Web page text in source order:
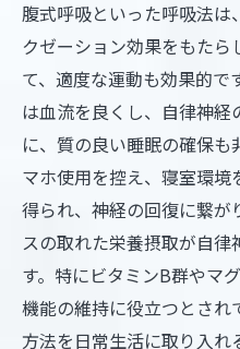
腹式呼吸といった呼吸法は
クゼーション効果をもたら
て、適度な運動も効果的で
は血流を良くし、自律神経
に、質の良い睡眠の確保
マホ使用を控え、寝室環
得られ、神経の回復に繋が
スの取れた栄養摂取が自
す。特にビタミンB群やマ
機能の維持に役立つとされ
方法を日常生活に取り入れ